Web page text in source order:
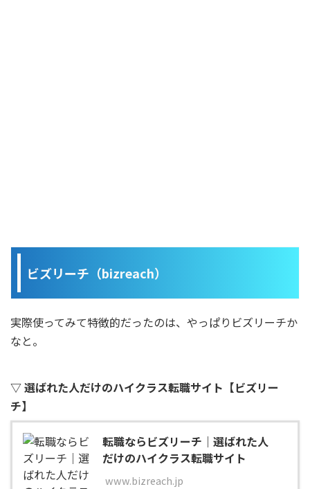
ビズリーチ（bizreach）
実際使ってみて特徴的だったのは、やっぱりビズリーチか
なと。
▽ 選ばれた人だけのハイクラス転職サイト【ビズリー
チ】
転職ならビズリーチ｜選ばれた人
だけのハイクラス転職サイト
www.bizreach.jp